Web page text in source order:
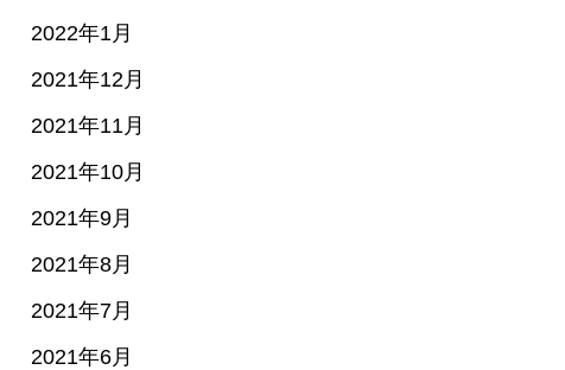
2022年1月
2021年12月
2021年11月
2021年10月
2021年9月
2021年8月
2021年7月
2021年6月